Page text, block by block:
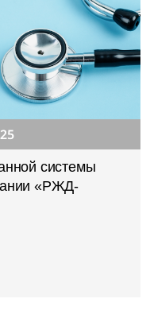
системы
«РЖД-